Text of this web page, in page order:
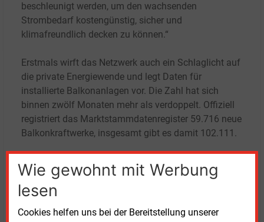
Wie gewohnt mit Werbung
lesen
Cookies helfen uns bei der Bereitstellung unserer
beschleunigt werden, um den wachsenden
Strombedarf kostengünstig, sicher und
klimafreundlich decken zu können.“
Erstmals wirft das Netzwerk auch ein Schlaglicht auf
die private Energiewende und legt Daten für
installierte Balkonanlagen vor. Die Zahl hat sich
binnen zwölf Monaten mehr als verdoppelt. Offiziell
registriert das Marktstammdatenregister 59.716 neue
Balkonkraftwerke, insgesamt gibt es damit 102.111.
An privaten Geländern und Fassaden sind 57
Leistung hinzugekommen (insgesamt 89 MW), das
entspricht 2,7
dass es weitere, unangemeldete Anlagen gibt, die